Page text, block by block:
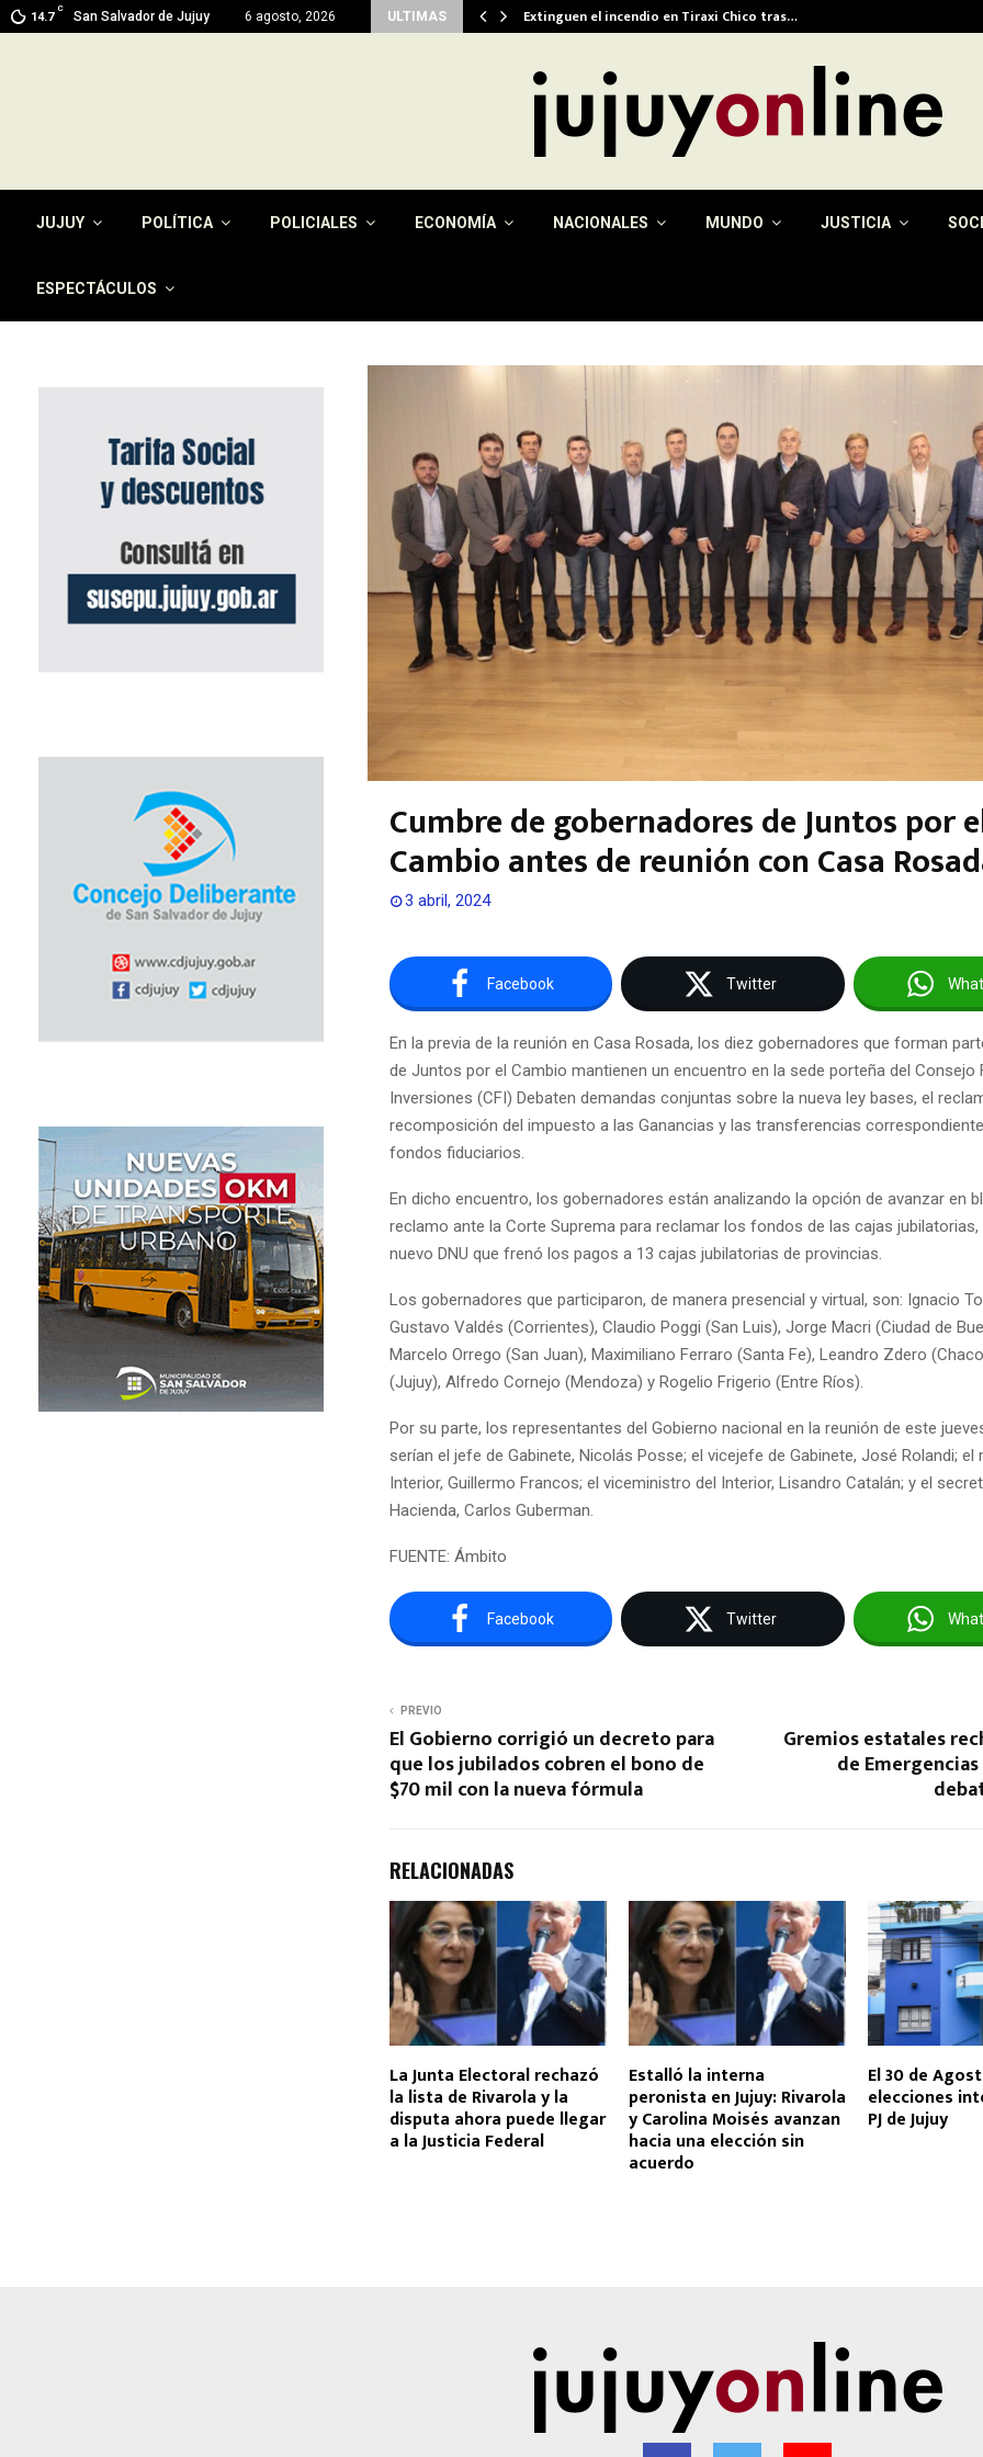
14.7
C
San Salvador de Jujuy 6 agosto, 2026 ULTIMAS
en Jujuy: prevén máximas de 26… Extinguen el incendio en Tiraxi Chico tras…
JUJUY POLÍTICA POLICIALES ECONOMÍA NACIONALES MUNDO JUSTICIA
ESPECTÁCULOS
Cumbre de gobernadores de Juntos por
Cambio antes de reunión con Casa
3 abril, 2024
Facebook Twitter
En la previa de la reunión en Casa Rosada, los diez gobernadores que forman
de Juntos por el Cambio mantienen un encuentro en la sede porteña del Consejo
Inversiones (CFI) Debaten demandas conjuntas sobre la nueva ley bases, el
recomposición del impuesto a las Ganancias y las transferencias
fondos fiduciarios.
En dicho encuentro, los gobernadores están analizando la opción de avanzar en
reclamo ante la Corte Suprema para reclamar los fondos de las cajas jubilatorias,
nuevo DNU que frenó los pagos a 13 cajas jubilatorias de provincias.
Los gobernadores que participaron, de manera presencial y virtual, son: Ignacio
Gustavo Valdés (Corrientes), Claudio Poggi (San Luis), Jorge Macri (Ciudad de
Marcelo Orrego (San Juan), Maximiliano Ferraro (Santa Fe), Leandro Zdero
(Jujuy), Alfredo Cornejo (Mendoza) y Rogelio Frigerio (Entre Ríos).
Por su parte, los representantes del Gobierno nacional en la reunión de este
serían el jefe de Gabinete, Nicolás Posse; el vicejefe de Gabinete, José Rolandi; el
Interior, Guillermo Francos; el viceministro del Interior, Lisandro Catalán; y el
Hacienda, Carlos Guberman.
FUENTE: Ámbito
Facebook Twitter
PREVIO
El Gobierno corrigió un decreto para
que los jubilados cobren el bono de
$70 mil con la nueva fórmula
Gremios estatales
de
RELACIONADAS
La Junta Electoral rechazó
la lista de Rivarola y la
disputa ahora puede llegar
a la Justicia Federal
Estalló la interna
peronista en Jujuy: Rivarola
y Carolina Moisés avanzan
hacia una elección sin
acuerdo
El 30 de
elecciones
PJ de Jujuy